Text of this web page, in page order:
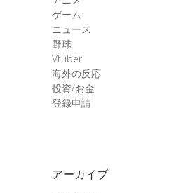
ゲーム
ニュース
野球
Vtuber
海外の反応
投資/お金
登録申請
アーカイブ